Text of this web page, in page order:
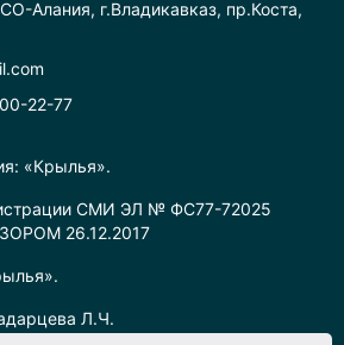
«Крылья».
СМИ ЭЛ № ФС77-72025
26.12.2017
Л.Ч.
Алания, г.Владикавказ, пр.Коста,
22-77